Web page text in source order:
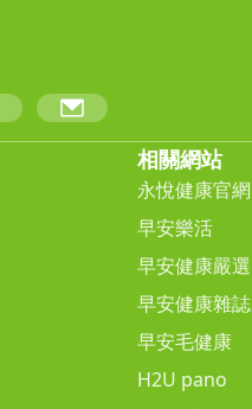
相關網站
永悅健康官網
早安樂活
早安健康嚴選
早安健康雜誌
早安毛健康
H2U pano